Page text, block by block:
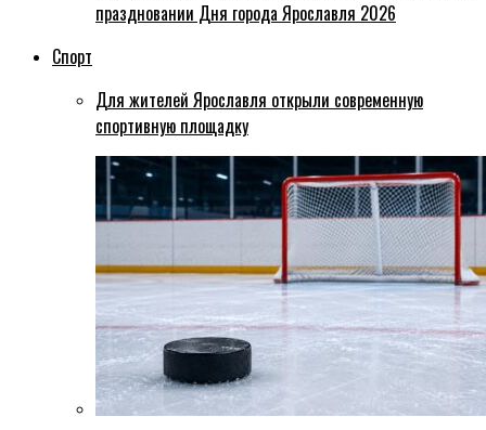
праздновании Дня города Ярославля 2026
Спорт
Для жителей Ярославля открыли современную
спортивную площадку